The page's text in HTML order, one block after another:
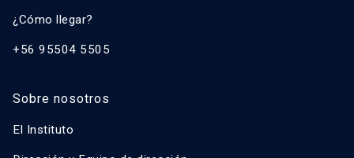
¿Cómo llegar?
+56 95504 5505
Sobre nosotros
El Instituto